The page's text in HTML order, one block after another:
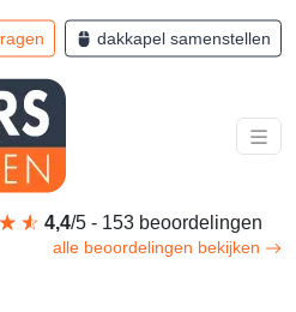
dakkapel samenstellen
4,4 5 153 beoordelingen
alle beoordelingen bekijken